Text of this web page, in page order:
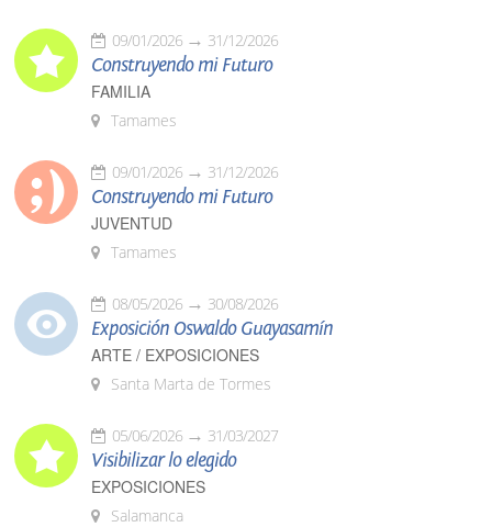
09/01/2026 31/12/2026
Construyendo mi Futuro
FAMILIA
Tamames
09/01/2026 31/12/2026
Construyendo mi Futuro
JUVENTUD
Tamames
08/05/2026 30/08/2026
Exposición Oswaldo Guayasamín
ARTE / EXPOSICIONES
Santa Marta de Tormes
05/06/2026 31/03/2027
Visibilizar lo elegido
EXPOSICIONES
Salamanca